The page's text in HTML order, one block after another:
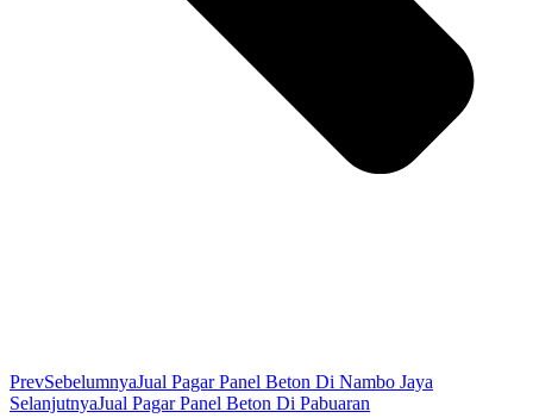
PrevSebelumnyaJual Pagar Panel Beton Di Nambo Jaya
SelanjutnyaJual Pagar Panel Beton Di Pabuaran